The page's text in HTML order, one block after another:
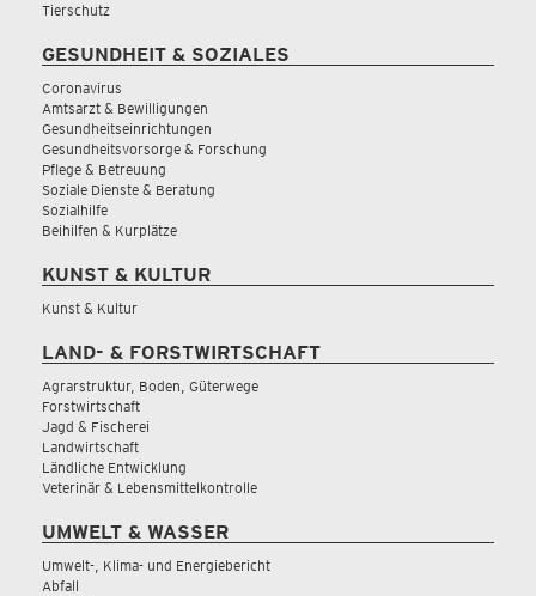
Tierschutz
GESUNDHEIT & SOZIALES
Coronavirus
Amtsarzt & Bewilligungen
Gesundheitseinrichtungen
Gesundheitsvorsorge & Forschung
Pflege & Betreuung
Soziale Dienste & Beratung
Sozialhilfe
Beihilfen & Kurplätze
KUNST & KULTUR
Kunst & Kultur
LAND- & FORSTWIRTSCHAFT
Agrarstruktur, Boden, Güterwege
Forstwirtschaft
Jagd & Fischerei
Landwirtschaft
Ländliche Entwicklung
Veterinär & Lebensmittelkontrolle
UMWELT & WASSER
Umwelt-, Klima- und Energiebericht
Abfall